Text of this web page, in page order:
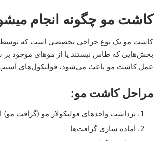
کاشت مو چگونه انجام
کاشت مو یک نوع جراحی تخصصی است که توسط
بخش­‌هایی که طاس نیستند یا از موهای موجود
عمل کاشت مو باعث می­‌شود، فولیکول­‌های
مراحل کاشت مو:
برداشت واحدهای فولیکولار مو (گرافت مو)
آماده سازی گرافت‌ها